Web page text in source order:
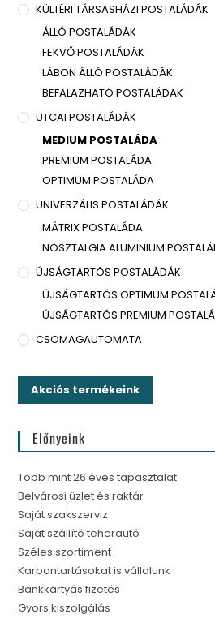
KÜLTÉRI TÁRSASHÁZI POSTALÁDÁK
ÁLLÓ POSTALÁDÁK
FEKVŐ POSTALÁDÁK
LÁBON ÁLLÓ POSTALÁDÁK
BEFALAZHATÓ POSTALÁDÁK
UTCAI POSTALÁDÁK
MEDIUM POSTALÁDA
PREMIUM POSTALÁDA
OPTIMUM POSTALÁDA
UNIVERZÁLIS POSTALÁDÁK
MÁTRIX POSTALÁDA
NOSZTALGIA ALUMINIUM
ÚJSÁGTARTÓS POSTALÁDÁK
ÚJSÁGTARTÓS OPTIMUM
ÚJSÁGTARTÓS PREMIUM
CSOMAGAUTOMATA
Akciós termékeink
Előnyeink
Több mint 26 éves tapasztalat
Belvárosi üzlet és raktár
Saját szakszerviz
Saját szállító teherautó
Széles szortiment
Karbantartásokat is vállalunk
Bankkártyás fizetés
Gyors kiszolgálás